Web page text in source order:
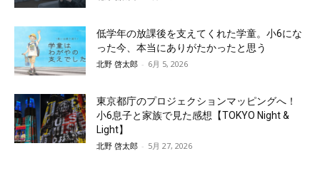
低学年の放課後を支えてくれた学童。小6にな
った今、本当にありがたかったと思う
北野 啓太郎 - 6月 5, 2026
東京都庁のプロジェクションマッピングへ！
小6息子と家族で見た感想【TOKYO Night &
Light】
北野 啓太郎 - 5月 27, 2026